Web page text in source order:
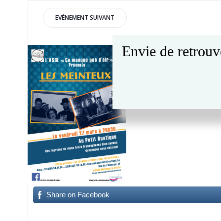
Post
navigation
EVÉNEMENT SUIVANT
27 mars 2020 – 20h30
5 musiciens qui pratiquent
Share on Facebook
Envie de